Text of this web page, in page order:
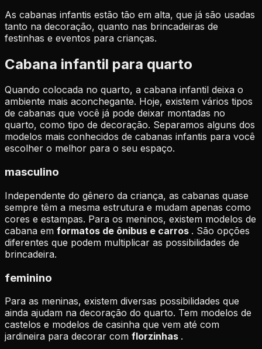
As cabanas infantis estão tão em alta, que já são usadas
tanto na decoração, quanto nas brincadeiras de
festinhas e eventos para crianças.
Cabana infantil para quarto
Quando colocada no quarto, a cabana infantil deixa o
ambiente mais aconchegante. Hoje, existem vários tipos
de cabanas que você já pode deixar montadas no
quarto, como tipo de decoração. Separamos alguns dos
modelos mais conhecidos de cabanas infantis para você
escolher o melhor para o seu espaço.
masculino
Independente do gênero da criança, as cabanas quase
sempre têm a mesma estrutura e mudam apenas como
cores e estampas. Para os meninos, existem modelos de
cabana em formatos de ônibus e carros . São opções
diferentes que podem multiplicar as possibilidades de
brincadeira.
feminino
Para as meninas, existem diversas possibilidades que
ainda ajudam na decoração do quarto. Tem modelos de
castelos e modelos de casinha que vem até com
jardineira para decorar com florzinhas .